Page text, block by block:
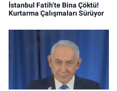
İstanbul Fatih’te Bina Çöktü!
Kurtarma Çalışmaları Sürüyor